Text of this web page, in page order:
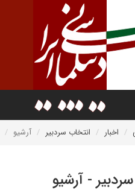
اخبار انتخاب سردبیر آرشیو
- آرشیو